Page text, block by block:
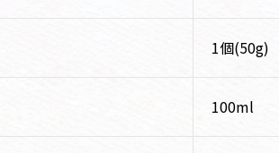
1個(50g)
100ml